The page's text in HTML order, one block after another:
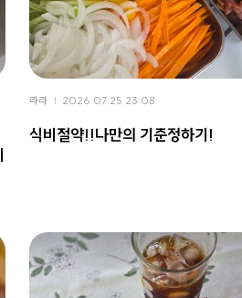
라라 2026.07.25 23:08
식비절약!!나만의 기준정하기!